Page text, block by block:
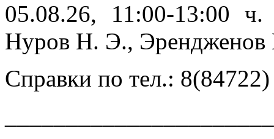
05.08.26, 11:00-13:00
Нуров Н. Э.,
Справки по тел.: